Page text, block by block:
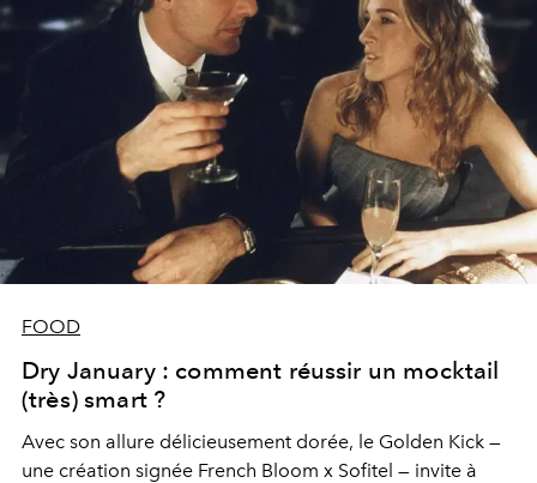
FOOD
Dry January : comment réussir un mocktail
(très) smart ?
Avec son allure délicieusement dorée, le Golden Kick —
une création signée French Bloom x Sofitel — invite à